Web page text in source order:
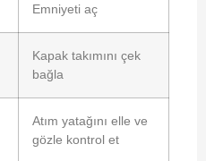
Emniyeti aç
Kapak takımını çek
bağla
Atım yatağını elle ve
gözle kontrol et